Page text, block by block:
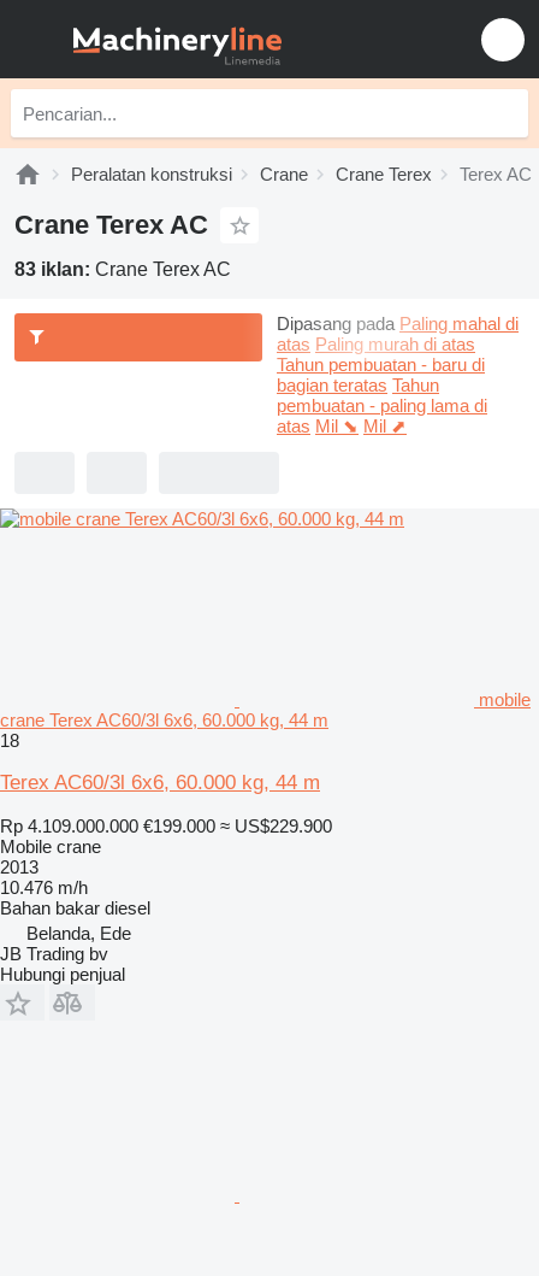
Peralatan konstruksi Crane Crane Terex Terex AC
Crane Terex AC
83 iklan: Crane Terex AC
Dipasang pada Paling mahal di
atas Paling murah di atas
Tahun pembuatan - baru di
bagian teratas Tahun
pembuatan - paling lama di
atas Mil ⬊ Mil ⬈
mobile
crane Terex AC60/3l 6x6, 60.000 kg, 44 m
18
Terex AC60/3l 6x6, 60.000 kg, 44 m
Rp 4.109.000.000 €199.000 ≈ US$229.900
Mobile crane
2013
10.476 m/h
Bahan bakar diesel
Belanda, Ede
JB Trading bv
Hubungi penjual